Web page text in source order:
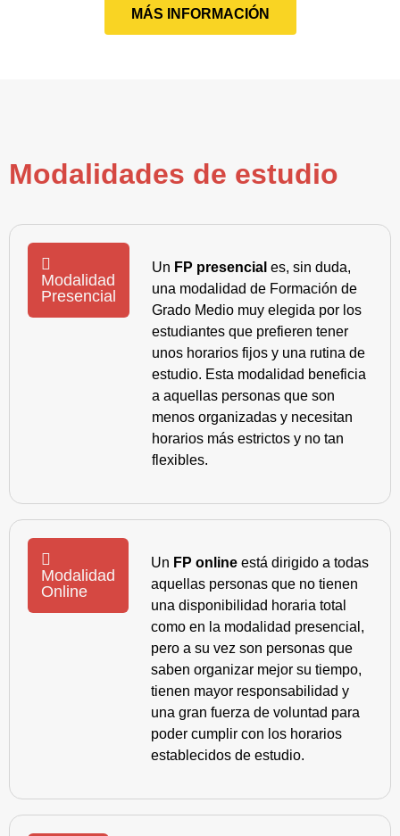
MÁS INFORMACIÓN
Modalidades de estudio
Modalidad
Presencial
Un FP presencial es, sin duda,
una modalidad de Formación de
Grado Medio muy elegida por los
estudiantes que prefieren tener
unos horarios fijos y una rutina de
estudio. Esta modalidad beneficia
a aquellas personas que son
menos organizadas y necesitan
horarios más estrictos y no tan
flexibles.
Modalidad
Online
Un FP online está dirigido a todas
aquellas personas que no tienen
una disponibilidad horaria total
como en la modalidad presencial,
pero a su vez son personas que
saben organizar mejor su tiempo,
tienen mayor responsabilidad y
una gran fuerza de voluntad para
poder cumplir con los horarios
establecidos de estudio.